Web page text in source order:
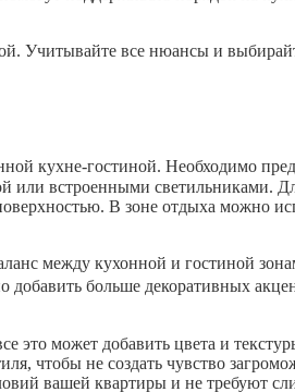
Учитывайте все нюансы и
кухне-гостиной. Необходимо
или встроенными светильниками.
В зоне отдыха можно
между кухонной и гостиной
больше декоративных
может добавить цвета и
чтобы не создать чувство
вашей квартиры и не требуют